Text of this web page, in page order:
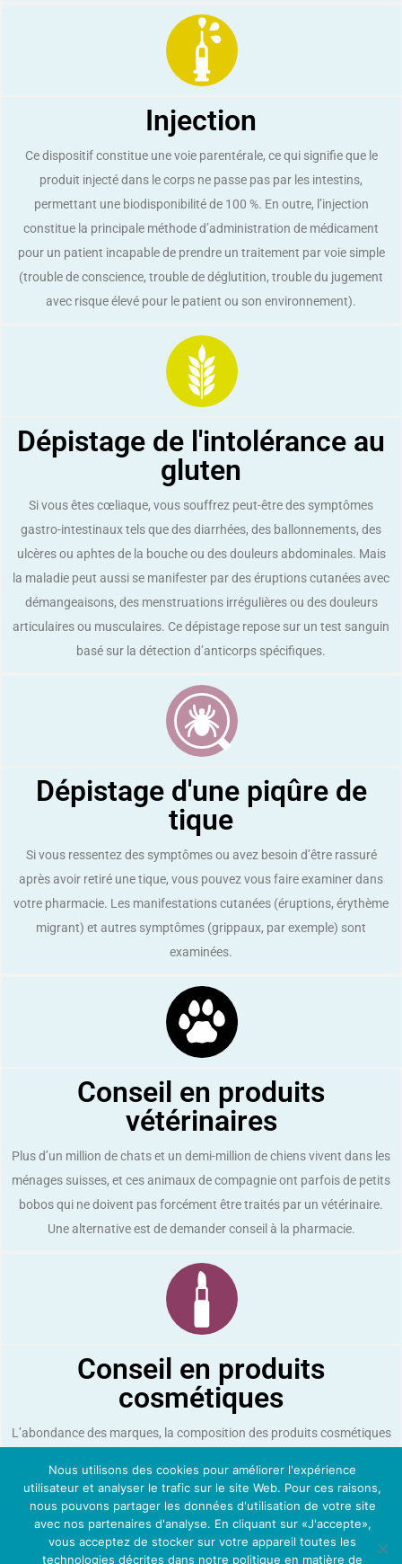
Injection
Ce dispositif constitue une voie parentérale, ce qui signifie que le
produit injecté dans le corps ne passe pas par les intestins,
permettant une biodisponibilité de 100 %. En outre, l’injection
constitue la principale méthode d’administration de médicament
pour un patient incapable de prendre un traitement par voie simple
(trouble de conscience, trouble de déglutition, trouble du jugement
avec risque élevé pour le patient ou son environnement).
Dépistage de l'intolérance au
gluten
Si vous êtes cœliaque, vous souffrez peut-être des symptômes
gastro-intestinaux tels que des diarrhées, des ballonnements, des
ulcères ou aphtes de la bouche ou des douleurs abdominales. Mais
la maladie peut aussi se manifester par des éruptions cutanées avec
démangeaisons, des menstruations irrégulières ou des douleurs
articulaires ou musculaires. Ce dépistage repose sur un test sanguin
basé sur la détection d’anticorps spécifiques.
Dépistage d'une piqûre de
tique
Si vous ressentez des symptômes ou avez besoin d’être rassuré
après avoir retiré une tique, vous pouvez vous faire examiner dans
votre pharmacie. Les manifestations cutanées (éruptions, érythème
migrant) et autres symptômes (grippaux, par exemple) sont
examinées.
Conseil en produits
vétérinaires
Plus d’un million de chats et un demi-million de chiens vivent dans les
ménages suisses, et ces animaux de compagnie ont parfois de petits
bobos qui ne doivent pas forcément être traités par un vétérinaire.
Une alternative est de demander conseil à la pharmacie.
Conseil en produits
cosmétiques
L’abondance des marques, la composition des produits cosmétiques
Votre pharmacie vous conseille dans le choix du produit le plus
adapté pour vous.
Nous utilisons des cookies pour améliorer l'expérience
utilisateur et analyser le trafic sur le site Web. Pour ces raisons,
nous pouvons partager les données d'utilisation de votre site
avec nos partenaires d'analyse. En cliquant sur «J'accepte»,
vous acceptez de stocker sur votre appareil toutes les
technologies décrites dans notre politique en matière de